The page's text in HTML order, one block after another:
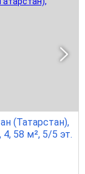
(Татарстан),
58 м², 5/5 эт.